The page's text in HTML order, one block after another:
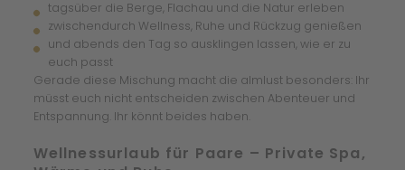
tagsüber die Berge, Flachau und die Natur erleben
zwischendurch Wellness, Ruhe und Rückzug genießen
und abends den Tag so ausklingen lassen, wie er zu
euch passt
Gerade diese Mischung macht die almlust besonders: Ihr
müsst euch nicht entscheiden zwischen Abenteuer und
Entspannung. Ihr könnt beides haben.
Wellnessurlaub für Paare – Private Spa,